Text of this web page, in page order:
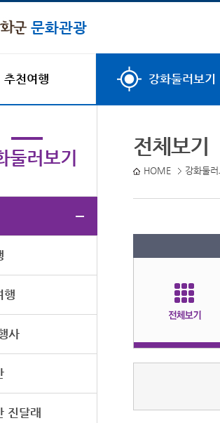
문화관광
추천여행 강화둘러보기
둘러보기
행
사
진달래
전체보기
HOME 강화둘